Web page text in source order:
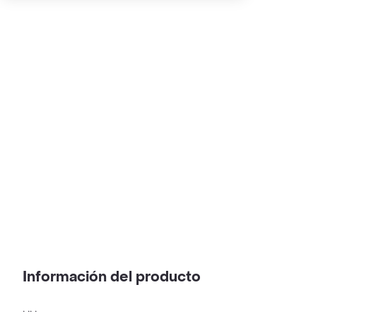
Información del producto
. .. .